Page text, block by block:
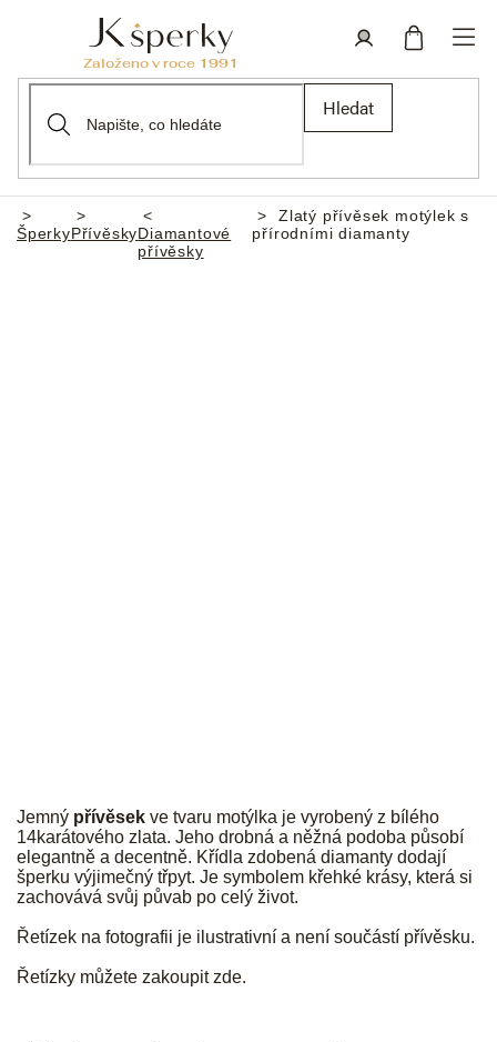
Hledat
Domů
ŠperkyPřívěskyDiamantové
přívěsky
Zlatý přívěsek motýlek s
přírodními diamanty
Jemný přívěsek ve tvaru motýlka je vyrobený z bílého
14karátového zlata. Jeho drobná a něžná podoba působí
elegantně a decentně. Křídla zdobená diamanty dodají
šperku výjimečný třpyt. Je symbolem křehké krásy, která si
zachovává svůj půvab po celý život.
Řetízek na fotografii je ilustrativní a není součástí přívěsku.
Řetízky můžete zakoupitzde.